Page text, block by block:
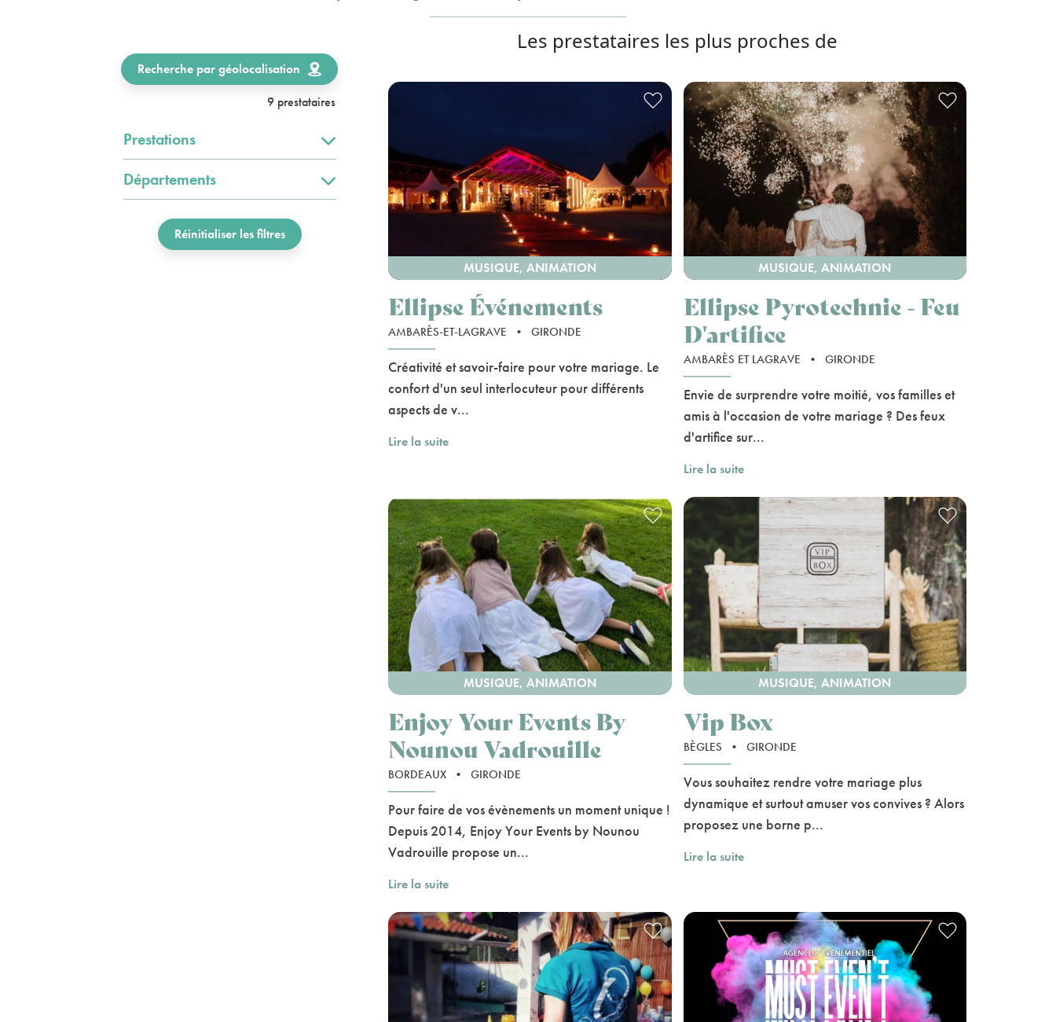
Recherche par géolocalisation
9 prestataires
Prestations
Départements
Réinitialiser les filtres
Les prestataires les plus proches de
MUSIQUE, ANIMATION
Ellipse Événements
AMBARÈS-ET-LAGRAVE • GIRONDE
Créativité et savoir-faire pour votre mariage. Le
confort d'un seul interlocuteur pour différents
aspects de v...
Lire la suite
MUSIQUE, ANIMATION
Ellipse Pyrotechnie - Feu
D'artifice
AMBARÈS ET LAGRAVE • GIRONDE
Envie de surprendre votre moitié, vos familles et
amis à l'occasion de votre mariage ? Des feux
d'artifice sur...
Lire la suite
MUSIQUE, ANIMATION
Enjoy Your Events By
Nounou Vadrouille
BORDEAUX • GIRONDE
Pour faire de vos évènements un moment unique !
Depuis 2014, Enjoy Your Events by Nounou
Vadrouille propose un...
Lire la suite
MUSIQUE, ANIMATION
Vip Box
BÈGLES • GIRONDE
Vous souhaitez rendre votre mariage plus
dynamique et surtout amuser vos convives ? Alors
proposez une borne p...
Lire la suite